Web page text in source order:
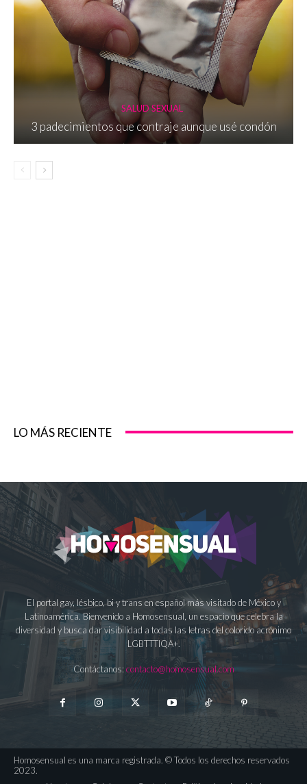
SALUD SEXUAL
3 padecimientos que contraje aunque usé condón
LO MÁS RECIENTE
El portal gay, lésbico, bi y trans en español más visitado de México y
Latinoamérica. Bienvenido a Homosensual, un espacio que celebra la
diversidad y busca dar visibilidad a todas las letras del colorido acrónimo
LGBTTTIQA+.
Contáctanos: contacto@homosensual.com
Homosensual es una marca registrada. © Todos los derechos reservados
2023.